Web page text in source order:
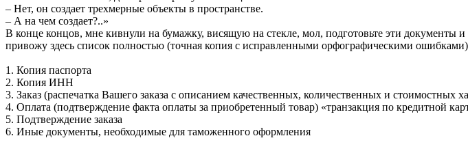
– Нет, он создает трехмерные объекты в пространстве.
– А на чем создает?..»
В конце концов, мне кивнули на бумажку, висящую на стекле, мол, подготовьте эти документы
привожу здесь список полностью (точная копия с исправленными орфографическими
1. Копия паспорта
2. Копия ИНН
3. Заказ (распечатка Вашего заказа с описанием качественных, количественных и стоимостных
4. Оплата (подтверждение факта оплаты за приобретенный товар) «транзакция по кредитной
5. Подтверждение заказа
6. Иные документы, необходимые для таможенного оформления